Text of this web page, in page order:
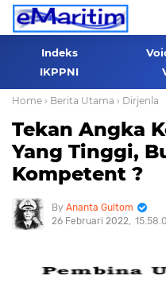
Indeks
IKPPNI
Home › Berita Utama › Dirjenla
Tekan Angka
Yang Tinggi,
Kompetent ?
Ananta Gultom
26 Februari 2022